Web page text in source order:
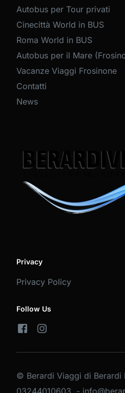
Autobus per Tour privati
Cinecittà World in BUS
Roma World in BUS
Autobus per il Mare
Vacanze Viaggi Frosinone
Contatti
News
Privacy
Privacy Policy
Follow Us
© Berardi Viaggi di Berardi